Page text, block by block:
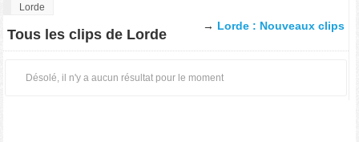
Lorde
→ Lorde : Nouveaux clips
Tous les clips de Lorde
Désolé, il n'y a aucun résultat pour le moment